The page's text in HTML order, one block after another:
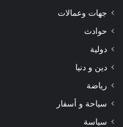
جهات وعمالات
حوادث
دولية
دين و دنيا
رياضة
سياحة و أسفار
سياسة